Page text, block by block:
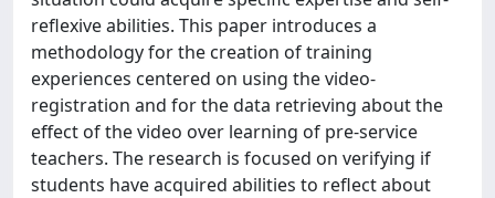
reflexive abilities. This paper introduces a
methodology for the creation of training
experiences centered on using the video-
registration and for the data retrieving about the
effect of the video over learning of pre-service
teachers. The research is focused on verifying if
students have acquired abilities to reflect about